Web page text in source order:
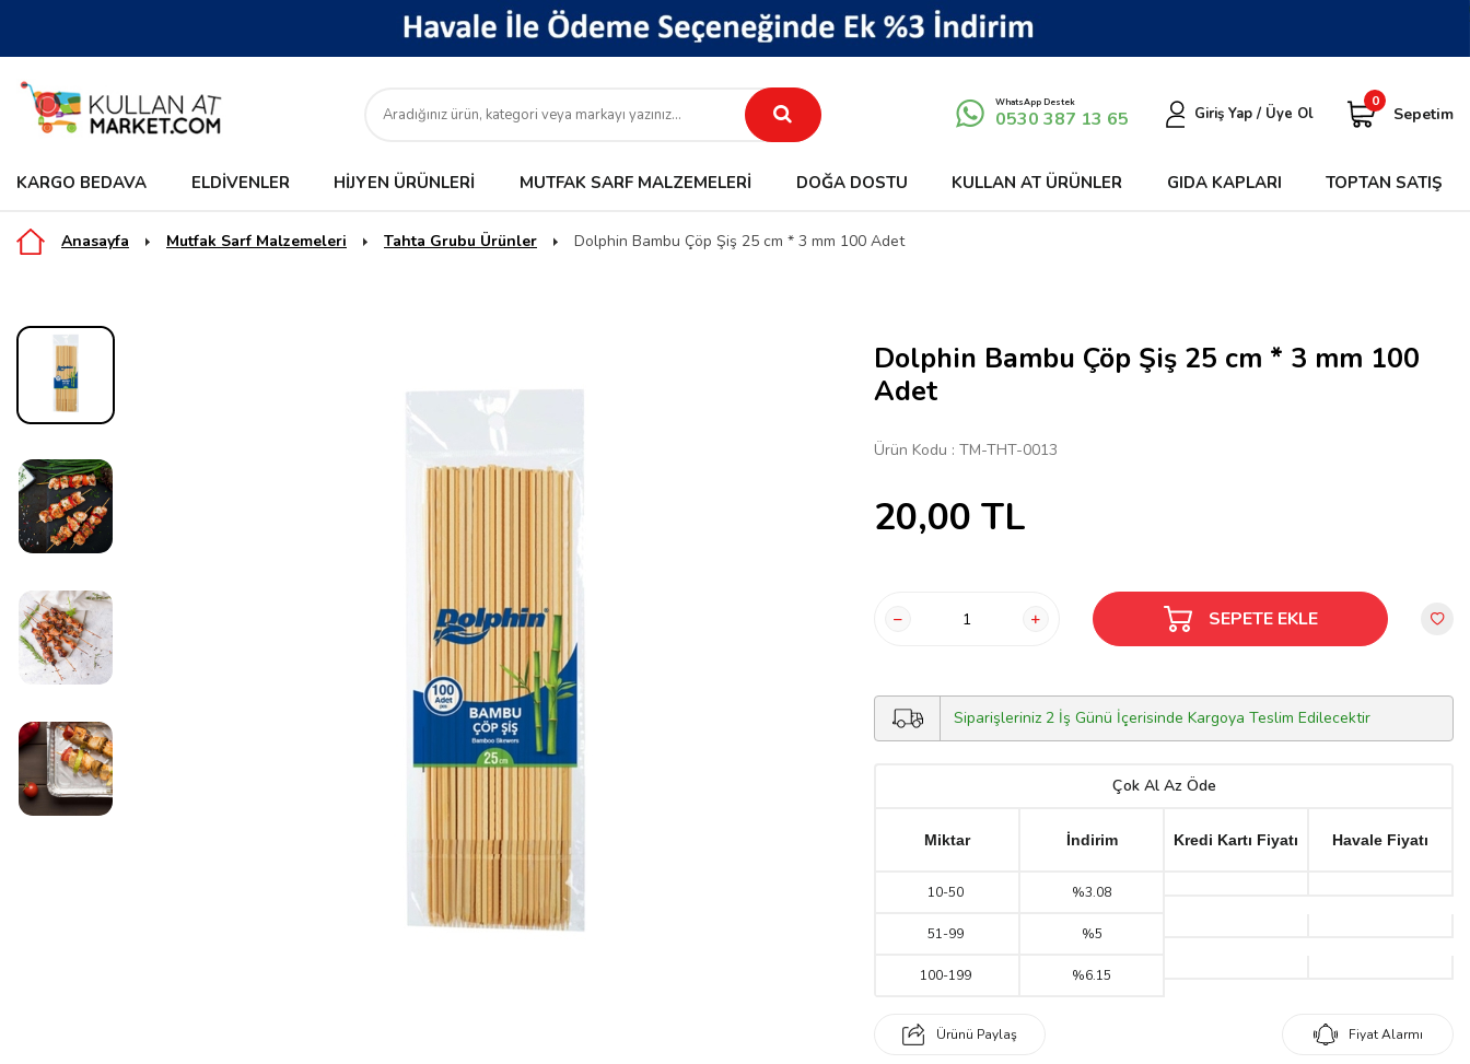
WhatsApp Destek
0530 387 13 65 Giriş Yap / Üye Ol
0
Sepetim
KARGO BEDAVA ELDIVENLER HIJYEN ÜRÜNLERI MUTFAK SARF MALZEMELERI DOĞA DOSTU KULLAN AT ÜRÜNLER GIDA KAPLARI TOPTAN SATIŞ
Anasayfa Mutfak Sarf Malzemeleri Tahta Grubu Ürünler Dolphin Bambu Çöp Şiş 25 cm * 3 mm 100 Adet
Dolphin Bambu Çöp Şiş 25 cm * 3 mm 100
Adet
Ürün Kodu : TM-THT-0013
20,00 TL
SEPETE EKLE
Siparişleriniz 2 İş Günü İçerisinde Kargoya Teslim Edilecektir
Çok Al Az Öde
Miktar İndirim Kredi Kartı Fiyatı Havale Fiyatı
10-50 %3.08
51-99 %5
100-199 %6.15
Ürünü Paylaş Fiyat Alarmı